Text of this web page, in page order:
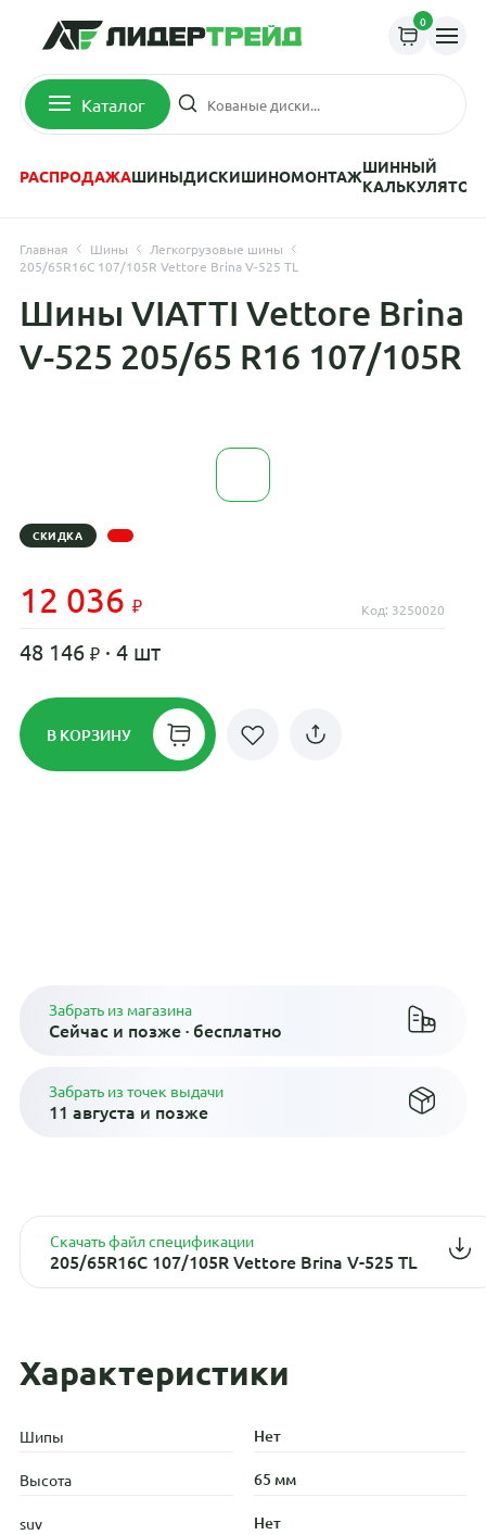
0
Каталог
РАСПРОДАЖАШИНЫДИСКИШИНОМОНТАЖШИННЫЙ
КАЛЬКУЛЯТОР
Главная Шины
Легкогрузовые шины
205/65R16C 107/105R Vettore Brina V-525 TL
Шины VIATTI Vettore Brina
V-525 205/65 R16 107/105R
СКИДКА
12 036 Код: 3250020
48 146 · 4 шт
В КОРЗИНУ
Забрать из магазина
Сейчас и позже · бесплатно
Забрать из точек выдачи
11 августа и позже
Скачать файл спецификации
205/65R16C 107/105R Vettore Brina V-525 TL
Характеристики
Шипы Нет
Высота 65 мм
suv Нет